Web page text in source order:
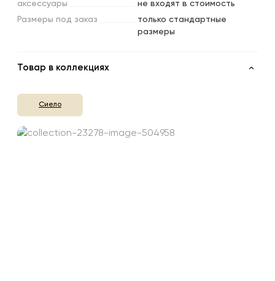
аксессуары
не входят в стоимость
Размеры под заказ
только стандартные
размеры
Товар в коллекциях
Сиело